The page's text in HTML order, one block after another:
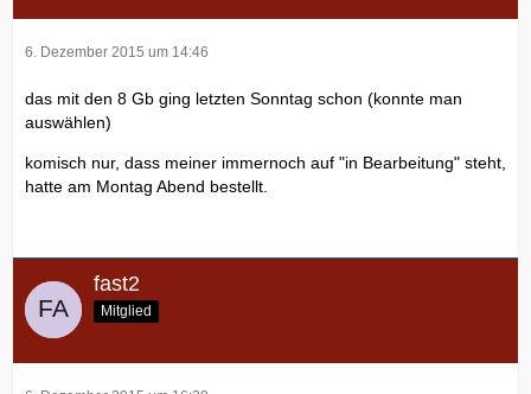
6. Dezember 2015 um 14:46
das mit den 8 Gb ging letzten Sonntag schon (konnte man
auswählen)
komisch nur, dass meiner immernoch auf "in Bearbeitung" steht,
hatte am Montag Abend bestellt.
fast2
Mitglied